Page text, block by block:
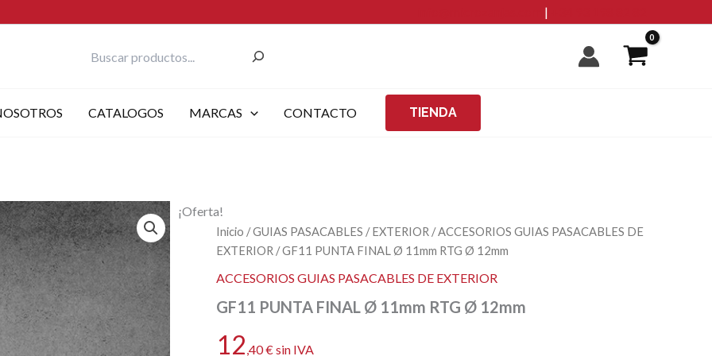
|
CATALOGOS MARCAS CONTACTO TIENDA
¡Oferta!
Inicio /GUIAS PASACABLES /EXTERIOR /ACCESORIOS GUIAS PASACABLES DE
EXTERIOR / GF11 PUNTA FINAL Ø 11mm RTG Ø 12mm
ACCESORIOS GUIAS PASACABLES DE EXTERIOR
GF11 PUNTA FINAL Ø 11mm RTG Ø 12mm
12 ,40€ sin IVA